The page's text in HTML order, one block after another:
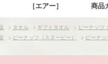
［エアー］ 商品
> タオル > ギフトタオル > ピーナッツ
> ピーナッツ（スヌーピー） > ピーナ